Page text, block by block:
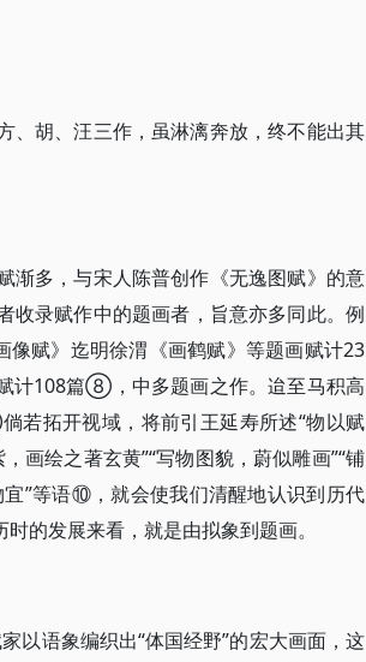
、胡、汪三作，虽淋漓奔放，终不能出其
渐多，与宋人陈普创作《无逸图赋》的意
收录赋作中的题画者，旨意亦多同此。例
赋》迄明徐渭《画鹤赋》等题画赋计23
计108篇⑧，中多题画之作。迨至马积高
若拓开视域，将前引王延寿所述“物以赋
画绘之著玄黄”“写物图貌，蔚似雕画”“铺
宜”等语⑩，就会使我们清醒地认识到历代
的发展来看，就是由拟象到题画。
以语象编织出“体国经野”的宏大画面，这